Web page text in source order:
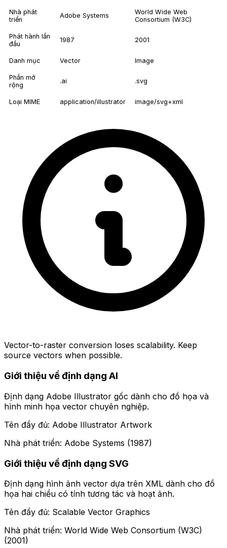
Nhà phát
triển
Adobe Systems
World Wide Web
Consortium (W3C)
Phát hành lần
đầu
1987 2001
Danh mục Vector Image
Phần mở
rộng
.ai .svg
Loại MIME application/illustrator image/svg+xml
Vector-to-raster conversion loses scalability. Keep
source vectors when possible.
Giới thiệu về định dạng AI
Định dạng Adobe Illustrator gốc dành cho đồ họa và
hình minh họa vector chuyên nghiệp.
Tên đầy đủ: Adobe Illustrator Artwork
Nhà phát triển: Adobe Systems (1987)
Giới thiệu về định dạng SVG
Định dạng hình ảnh vector dựa trên XML dành cho đồ
họa hai chiều có tính tương tác và hoạt ảnh.
Tên đầy đủ: Scalable Vector Graphics
Nhà phát triển: World Wide Web Consortium (W3C)
(2001)